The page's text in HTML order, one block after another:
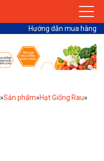
Hướng dẫn mua hàng
»Sản phẩm»Hạt Giống Rau»